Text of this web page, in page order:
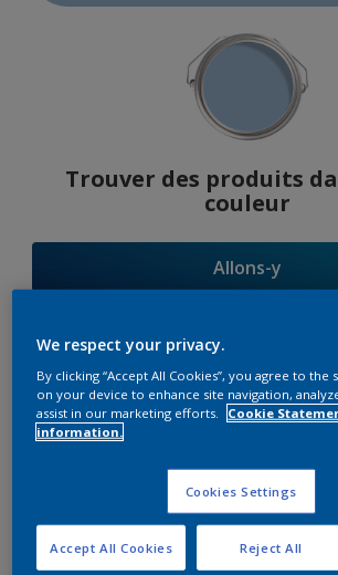
Trouver des produits
couleur
Allons-y
Le Blanc Parfait
We respect your privacy.
By clicking “Accept All Cookies”, you agree to
on your device to enhance site navigation,
assist in our marketing efforts.
Cookie
information.
Cookies Settings
Reject All
Accept All Cookies